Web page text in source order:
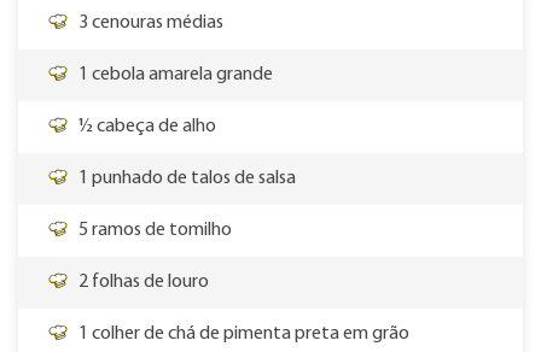
3 cenouras médias
1 cebola amarela grande
½ cabeça de alho
1 punhado de talos de salsa
5 ramos de tomilho
2 folhas de louro
1 colher de chá de pimenta preta em grão